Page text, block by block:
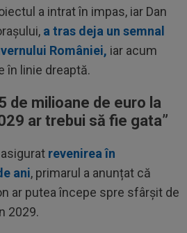
a intrat în impas, iar Dan
a tras deja un semnal
României, iar acum
în linie dreaptă.
de milioane de euro la
ar trebui să fie gata”
revenirea în
ani, primarul a anunțat că
ar putea începe spre sfârșit de
2029.